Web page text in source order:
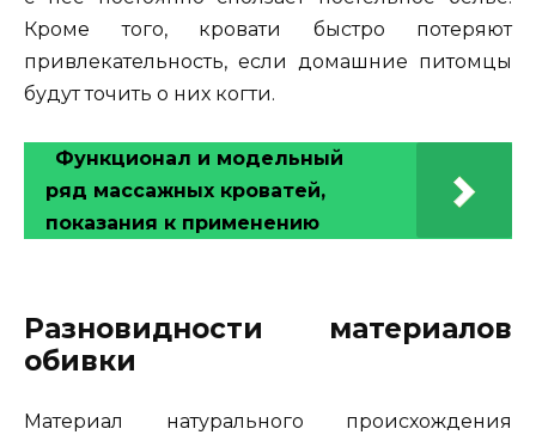
Кроме того, кровати быстро потеряют
привлекательность, если домашние питомцы
будут точить о них когти.
Функционал и модельный
ряд массажных кроватей,
показания к применению
Разновидности материалов
обивки
Материал натурального происхождения